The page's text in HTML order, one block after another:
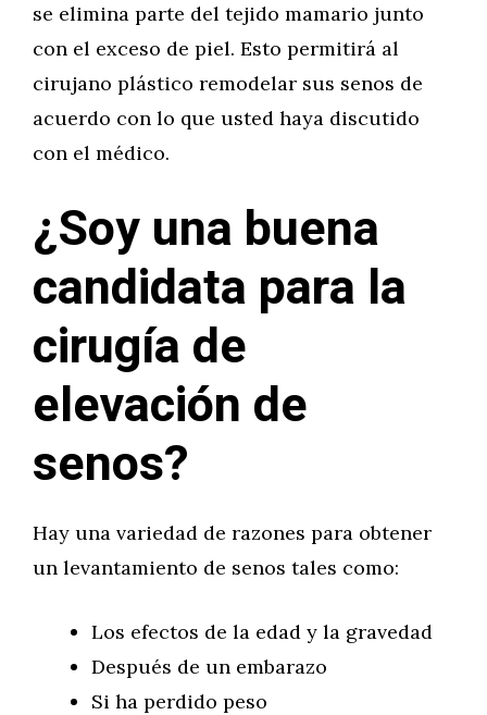
se elimina parte del tejido mamario junto
con el exceso de piel. Esto permitirá al
cirujano plástico remodelar sus senos de
acuerdo con lo que usted haya discutido
con el médico.
¿Soy una buena
candidata para la
cirugía de
elevación de
senos?
Hay una variedad de razones para obtener
un levantamiento de senos tales como:
Los efectos de la edad y la gravedad
Después de un embarazo
Si ha perdido peso